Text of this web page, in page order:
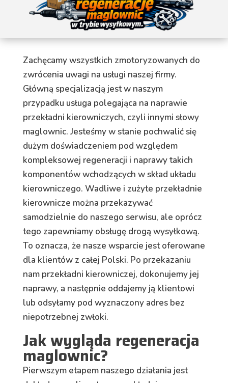
Zachęcamy wszystkich zmotoryzowanych do
zwrócenia uwagi na usługi naszej firmy.
Główną specjalizacją jest w naszym
przypadku usługa polegająca na naprawie
przekładni kierowniczych, czyli innymi słowy
maglownic. Jesteśmy w stanie pochwalić się
dużym doświadczeniem pod względem
kompleksowej regeneracji i naprawy takich
komponentów wchodzących w skład układu
kierowniczego. Wadliwe i zużyte przekładnie
kierownicze można przekazywać
samodzielnie do naszego serwisu, ale oprócz
tego zapewniamy obsługę drogą wysyłkową.
To oznacza, że nasze wsparcie jest oferowane
dla klientów z całej Polski. Po przekazaniu
nam przekładni kierowniczej, dokonujemy jej
naprawy, a następnie oddajemy ją klientowi
lub odsyłamy pod wyznaczony adres bez
niepotrzebnej zwłoki.
Jak wygląda regeneracja
maglownic?
Pierwszym etapem naszego działania jest